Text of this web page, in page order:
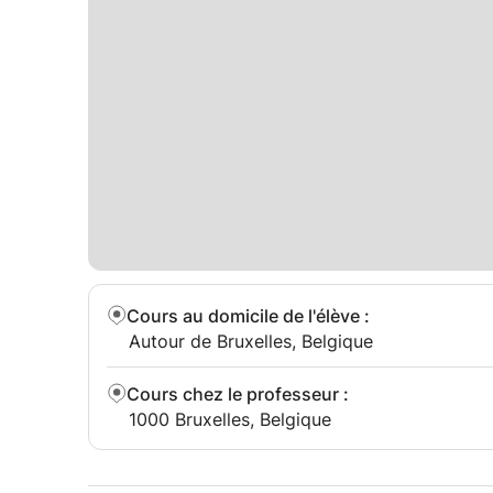
Cours au domicile de l'élève :
Autour de Bruxelles, Belgique
Cours chez le professeur :
1000 Bruxelles, Belgique